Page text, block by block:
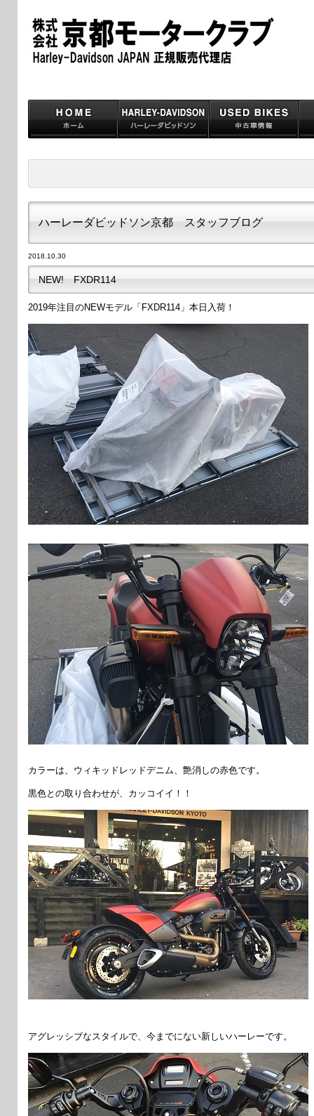
ハーレーダビッドソン京都 スタッフブログ
2018.10.30
NEW! FXDR114
2019年注目のNEWモデル「FXDR114」本日入荷！
カラーは、ウィキッドレッドデニム、艶消しの赤色です。
黒色との取り合わせが、カッコイイ！！
アグレッシブなスタイルで、今までにない新しいハーレーです。